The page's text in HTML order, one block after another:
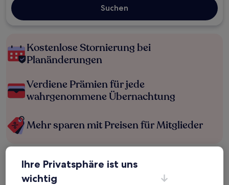
Suchen
Kostenlose Stornierung bei
Planänderungen
Verdiene Prämien für jede
wahrgenommene Übernachtung
Mehr sparen mit Preisen für Mitglieder
Überprüfe die Preise für diese Daten
Ihre Privatsphäre ist uns
wichtig